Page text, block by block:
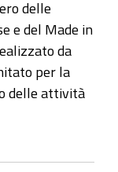
delle
e del Made in
da
per la
delle attività